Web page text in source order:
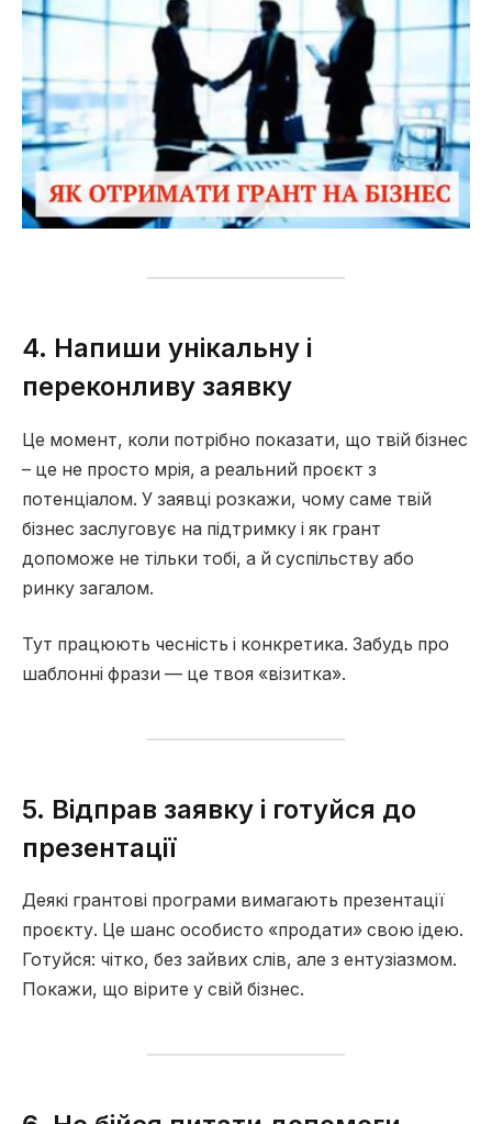
4. Напиши унікальну і
переконливу заявку
Це момент, коли потрібно показати, що твій бізнес
– це не просто мрія, а реальний проєкт з
потенціалом. У заявці розкажи, чому саме твій
бізнес заслуговує на підтримку і як грант
допоможе не тільки тобі, а й суспільству або
ринку загалом.
Тут працюють чесність і конкретика. Забудь про
шаблонні фрази — це твоя «візитка».
5. Відправ заявку і готуйся до
презентації
Деякі грантові програми вимагають презентації
проєкту. Це шанс особисто «продати» свою ідею.
Готуйся: чітко, без зайвих слів, але з ентузіазмом.
Покажи, що вірите у свій бізнес.